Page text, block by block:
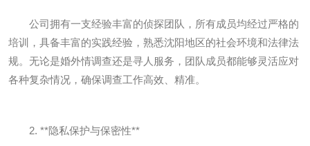
公司拥有一支经验丰富的侦探团队，所有成员均经过严格的
培训，具备丰富的实践经验，熟悉沈阳地区的社会环境和法律法
规。无论是婚外情调查还是寻人服务，团队成员都能够灵活应对
各种复杂情况，确保调查工作高效、精准。
2. **隐私保护与保密性**